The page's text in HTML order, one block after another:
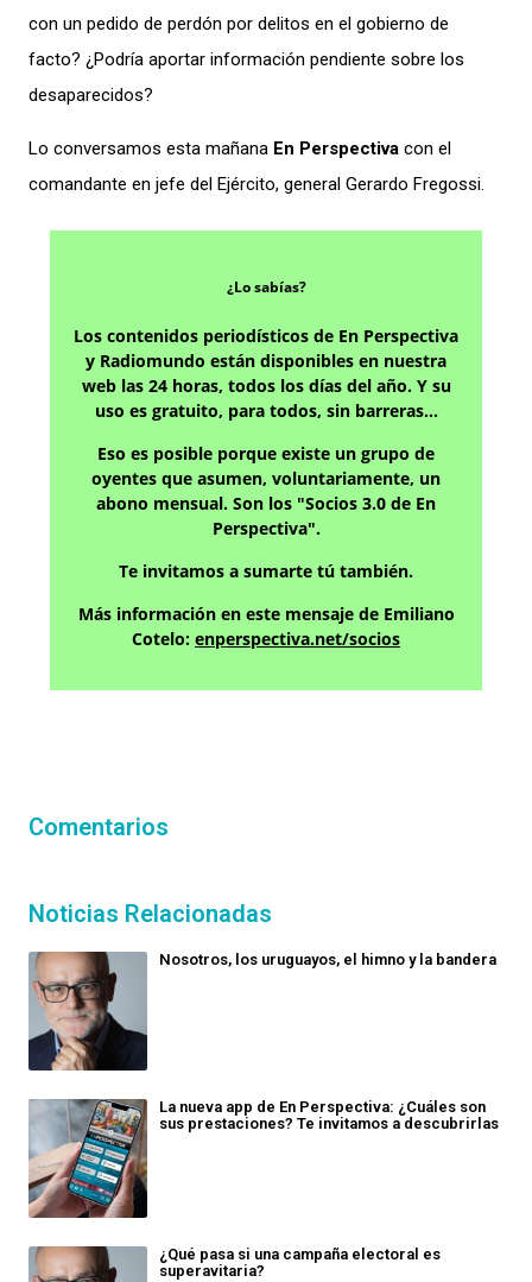
con un pedido de perdón por delitos en el gobierno de
facto? ¿Podría aportar información pendiente sobre los
desaparecidos?
Lo conversamos esta mañana En Perspectiva con el
comandante en jefe del Ejército, general Gerardo Fregossi.
¿Lo sabías?
Los contenidos periodísticos de En Perspectiva
y Radiomundo están disponibles en nuestra
web las 24 horas, todos los días del año. Y su
uso es gratuito, para todos, sin barreras…
Eso es posible porque existe un grupo de
oyentes que asumen, voluntariamente, un
abono mensual. Son los "Socios 3.0 de En
Perspectiva".
Te invitamos a sumarte tú también.
Más información en este mensaje de Emiliano
Cotelo: enperspectiva.net/socios
Comentarios
Noticias Relacionadas
Nosotros, los uruguayos, el himno y la bandera
La nueva app de En Perspectiva: ¿Cuáles son
sus prestaciones? Te invitamos a descubrirlas
¿Qué pasa si una campaña electoral es
superavitaria?